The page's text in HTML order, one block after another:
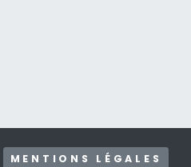
MENTIONS LÉGALES